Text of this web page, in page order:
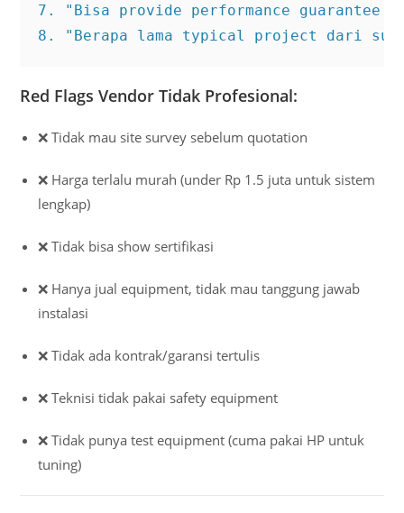
7. "Bisa provide performance guarantee
8. "Berapa lama typical project dari
Red Flags Vendor Tidak Profesional:
❌ Tidak mau site survey sebelum quotation
❌ Harga terlalu murah (under Rp 1.5 juta untuk sistem
lengkap)
❌ Tidak bisa show sertifikasi
❌ Hanya jual equipment, tidak mau tanggung jawab
instalasi
❌ Tidak ada kontrak/garansi tertulis
❌ Teknisi tidak pakai safety equipment
❌ Tidak punya test equipment (cuma pakai HP untuk
tuning)